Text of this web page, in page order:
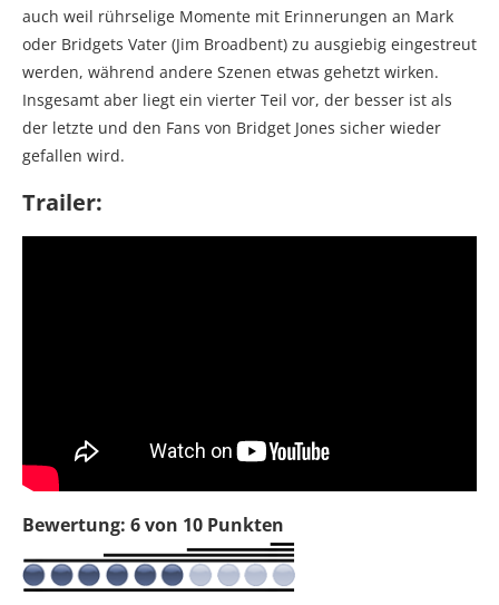
auch weil rührselige Momente mit Erinnerungen an Mark
oder Bridgets Vater (Jim Broadbent) zu ausgiebig eingestreut
werden, während andere Szenen etwas gehetzt wirken.
Insgesamt aber liegt ein vierter Teil vor, der besser ist als
der letzte und den Fans von Bridget Jones sicher wieder
gefallen wird.
Trailer:
Bewertung: 6 von 10 Punkten